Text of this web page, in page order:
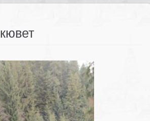
кювет